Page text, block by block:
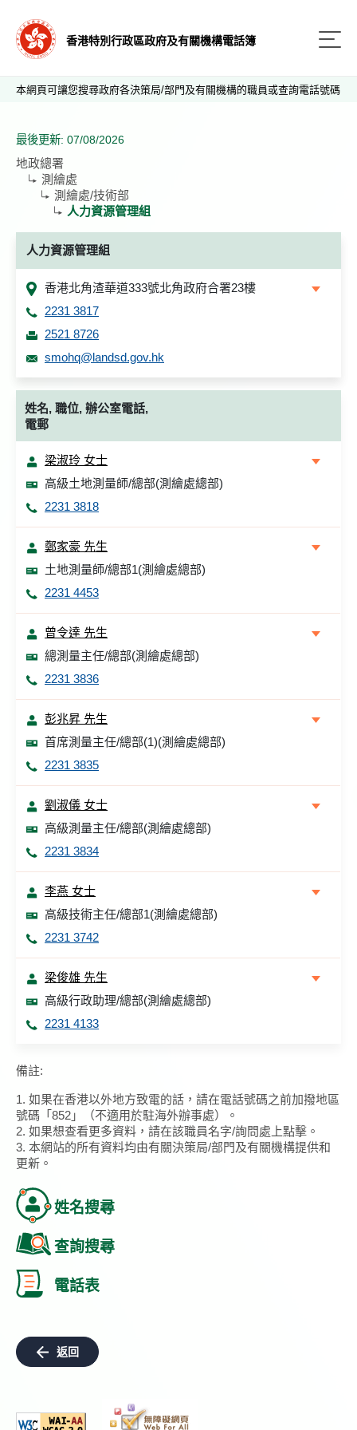
香港特別行政區政府及有關機構電話簿
本網頁可讓您搜尋政府各決策局/部門及有關機構的職員或查詢電話號碼
最後更新: 07/08/2026
地政總署
測繪處
測繪處/技術部
人力資源管理組
人力資源管理組
香港北角渣華道333號北角政府合署23樓
2231 3817
2521 8726
smohq@landsd.gov.hk
姓名, 職位, 辦公室電話,
電郵
梁淑玲 女士
高級土地測量師/總部(測繪處總部)
2231 3818
鄭家豪 先生
土地測量師/總部1(測繪處總部)
2231 4453
曾令達 先生
總測量主任/總部(測繪處總部)
2231 3836
彭兆昇 先生
首席測量主任/總部(1)(測繪處總部)
2231 3835
劉淑儀 女士
高級測量主任/總部(測繪處總部)
2231 3834
李燕 女士
高級技術主任/總部1(測繪處總部)
2231 3742
梁俊雄 先生
高級行政助理/總部(測繪處總部)
2231 4133
備註:
1. 如果在香港以外地方致電的話，請在電話號碼之前加撥地區
號碼「852」（不適用於駐海外辦事處）。
2. 如果想查看更多資料，請在該職員名字/詢問處上點擊。
3. 本網站的所有資料均由有關決策局/部門及有關機構提供和
更新。
姓名搜尋
查詢搜尋
電話表
返回